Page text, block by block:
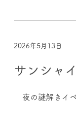
2026年5月13日
サンシャ
夜の謎解きイ